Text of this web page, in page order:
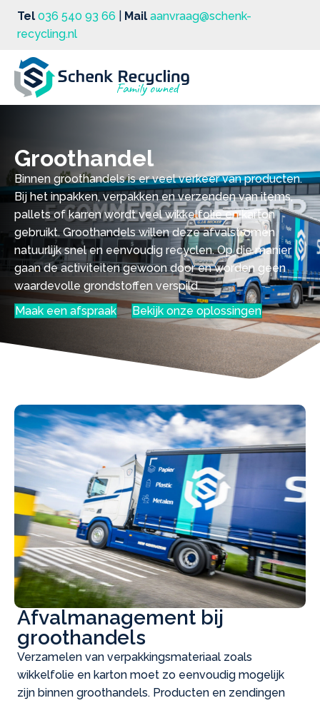
Tel 036 540 93 66 Mail aanvraag@schenk-
recycling.nl
Groothandel
Binnen groothandels is er veel verkeer van producten.
Bij het inpakken, verpakken en verzenden van items,
pallets of karren wordt veel wikkelfolie en karton
gebruikt. Groothandels willen deze afvalstromen
natuurlijk snel en eenvoudig recyclen. Op die manier
gaan de activiteiten gewoon door en worden geen
waardevolle grondstoffen verspild.
Maak een afspraak
Bekijk onze oplossingen
Afvalmanagement bij
groothandels
Verzamelen van verpakkingsmateriaal zoals
wikkelfolie en karton moet zo eenvoudig mogelijk
zijn binnen groothandels. Producten en zendingen